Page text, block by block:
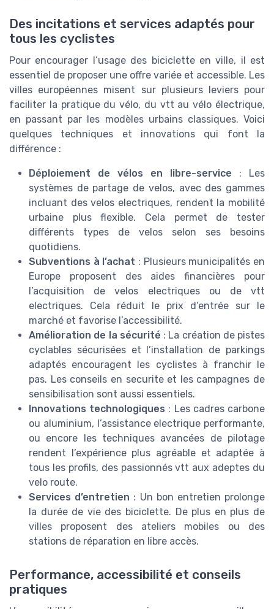
Des incitations et services adaptés pour
tous les cyclistes
Pour encourager l’usage des biciclette en ville, il est
essentiel de proposer une offre variée et accessible. Les
villes européennes misent sur plusieurs leviers pour
faciliter la pratique du vélo, du vtt au vélo électrique,
en passant par les modèles urbains classiques. Voici
quelques techniques et innovations qui font la
différence :
Déploiement de vélos en libre-service : Les
systèmes de partage de velos, avec des gammes
incluant des velos electriques, rendent la mobilité
urbaine plus flexible. Cela permet de tester
différents types de velos selon ses besoins
quotidiens.
Subventions à l’achat : Plusieurs municipalités en
Europe proposent des aides financières pour
l’acquisition de velos electriques ou de vtt
electriques. Cela réduit le prix d’entrée sur le
marché et favorise l’accessibilité.
Amélioration de la sécurité : La création de pistes
cyclables sécurisées et l’installation de parkings
adaptés encouragent les cyclistes à franchir le
pas. Les conseils en securite et les campagnes de
sensibilisation sont aussi essentiels.
Innovations technologiques : Les cadres carbone
ou aluminium, l’assistance electrique performante,
ou encore les techniques avancées de pilotage
rendent l’expérience plus agréable et adaptée à
tous les profils, des passionnés vtt aux adeptes du
velo route.
Services d’entretien : Un bon entretien prolonge
la durée de vie des biciclette. De plus en plus de
villes proposent des ateliers mobiles ou des
stations de réparation en libre accès.
Performance, accessibilité et conseils
pratiques